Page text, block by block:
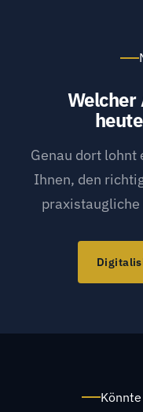
Genau dort lohnt
Ihnen, den
praxistaugliche